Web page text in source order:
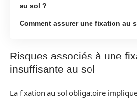
au sol ?
Comment assurer une fixation au
Risques associés à une
insuffisante au sol
La fixation au sol obligatoire